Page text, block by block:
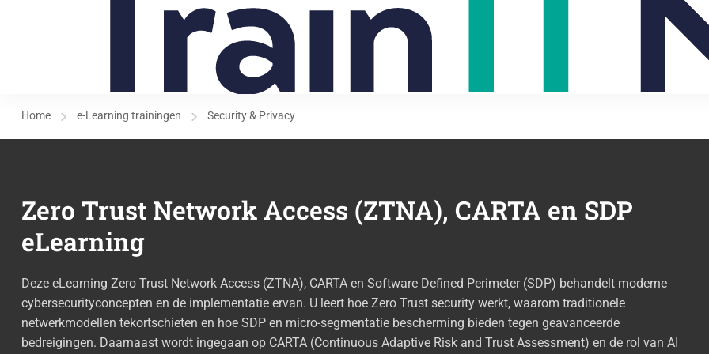
Home e-Learning trainingen Security & Privacy
Zero Trust Network Access (ZTNA), CARTA en SDP
eLearning
Deze eLearning Zero Trust Network Access (ZTNA), CARTA en Software Defined Perimeter (SDP) behandelt moderne
cybersecurityconcepten en de implementatie ervan. U leert hoe Zero Trust security werkt, waarom traditionele
netwerkmodellen tekortschieten en hoe SDP en micro-segmentatie bescherming bieden tegen geavanceerde
bedreigingen. Daarnaast wordt ingegaan op CARTA (Continuous Adaptive Risk and Trust Assessment) en de rol van AI